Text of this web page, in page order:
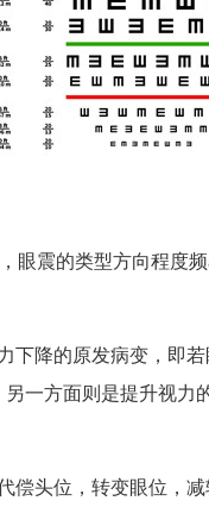
震的类型方向程度频
降的原发病变，即若
一方面则是提升视力
头位，转变眼位，减